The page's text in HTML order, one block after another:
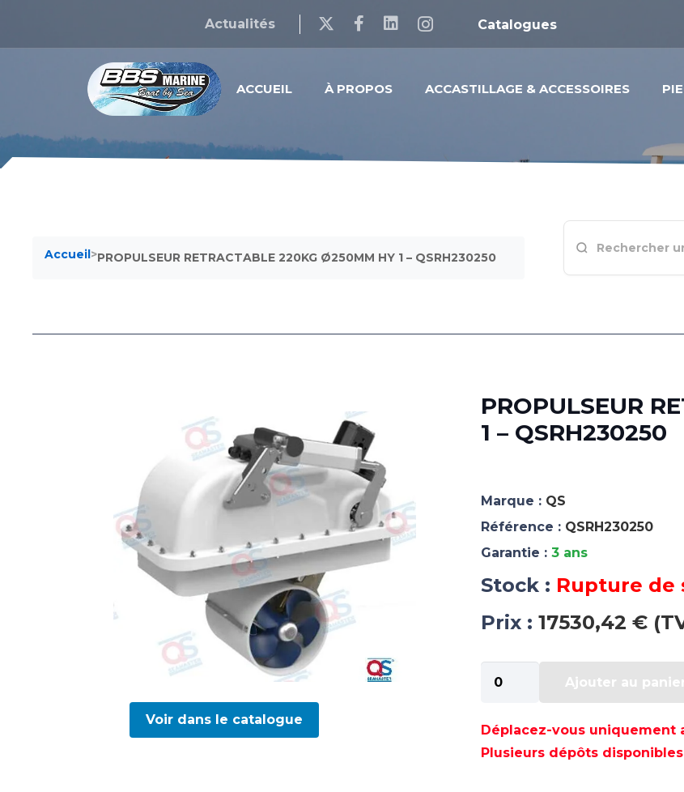
Actualités Catalogues
ACCUEIL À PROPOS ACCASTILLAGE & ACCESSOIRES
Accueil>PROPULSEUR RETRACTABLE 220KG Ø250MM HY 1 – QSRH230250
Voir dans le catalogue
PROPULSEUR
1 – QSRH230250
Marque : QS
Référence : QSRH230250
Garantie : 3 ans
Stock : Rupture de
Prix : 17530,42 €
de
RETRACTABLE
220KG
Ajouter au
Déplacez-vous uniquement
Plusieurs dépôts disponibles